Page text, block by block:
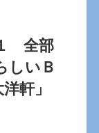
全部
しいＢ
軒」